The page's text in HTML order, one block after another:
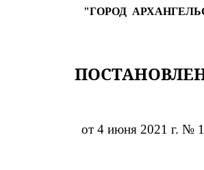
"ГОРОД
от 4 июня 2021 г. №